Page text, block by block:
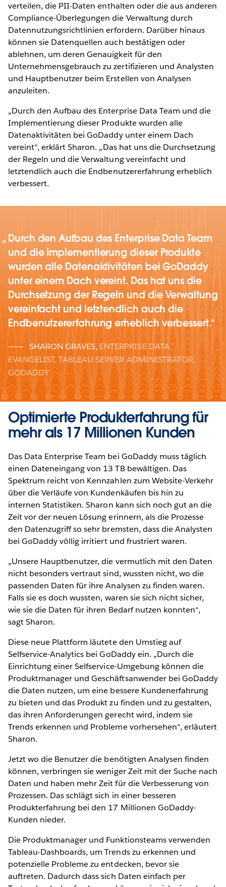
verteilen, die PII-Daten enthalten oder die aus anderen
Compliance-Überlegungen die Verwaltung durch
Datennutzungsrichtlinien erfordern. Darüber hinaus
können sie Datenquellen auch bestätigen oder
ablehnen, um deren Genauigkeit für den
Unternehmensgebrauch zu zertifizieren und Analysten
und Hauptbenutzer beim Erstellen von Analysen
anzuleiten.
„Durch den Aufbau des Enterprise Data Team und die
Implementierung dieser Produkte wurden alle
Datenaktivitäten bei GoDaddy unter einem Dach
vereint“, erklärt Sharon. „Das hat uns die Durchsetzung
der Regeln und die Verwaltung vereinfacht und
letztendlich auch die Endbenutzererfahrung erheblich
verbessert.
Durch den Aufbau des Enterprise Data Team
und die Implementierung dieser Produkte
wurden alle Datenaktivitäten bei GoDaddy
unter einem Dach vereint. Das hat uns die
Durchsetzung der Regeln und die Verwaltung
vereinfacht und letztendlich auch die
Endbenutzererfahrung erheblich verbessert.
SHARON GRAVES, ENTERPRISE DATA
EVANGELIST, TABLEAU SERVER ADMINISTRATOR,
GODADDY
Optimierte Produkterfahrung für
mehr als 17 Millionen Kunden
Das Data Enterprise Team bei GoDaddy muss täglich
einen Dateneingang von 13 TB bewältigen. Das
Spektrum reicht von Kennzahlen zum Website-Verkehr
über die Verläufe von Kundenkäufen bis hin zu
internen Statistiken. Sharon kann sich noch gut an die
Zeit vor der neuen Lösung erinnern, als die Prozesse
den Datenzugriff so sehr bremsten, dass die Analysten
bei GoDaddy völlig irritiert und frustriert waren.
„Unsere Hauptbenutzer, die vermutlich mit den Daten
nicht besonders vertraut sind, wussten nicht, wo die
passenden Daten für ihre Analysen zu finden waren.
Falls sie es doch wussten, waren sie sich nicht sicher,
wie sie die Daten für ihren Bedarf nutzen konnten“,
sagt Sharon.
Diese neue Plattform läutete den Umstieg auf
Selfservice-Analytics bei GoDaddy ein. „Durch die
Einrichtung einer Selfservice-Umgebung können die
Produktmanager und Geschäftsanwender bei GoDaddy
die Daten nutzen, um eine bessere Kundenerfahrung
zu bieten und das Produkt zu finden und zu gestalten,
das ihren Anforderungen gerecht wird, indem sie
Trends erkennen und Probleme vorhersehen“, erläutert
Sharon.
Jetzt wo die Benutzer die benötigten Analysen finden
können, verbringen sie weniger Zeit mit der Suche nach
Daten und haben mehr Zeit für die Verbesserung von
Prozessen. Das schlägt sich in einer besseren
Produkterfahrung bei den 17 Millionen GoDaddy-
Kunden nieder.
Die Produktmanager und Funktionsteams verwenden
Tableau-Dashboards, um Trends zu erkennen und
potenzielle Probleme zu entdecken, bevor sie
auftreten. Dadurch dass sich Daten einfach per